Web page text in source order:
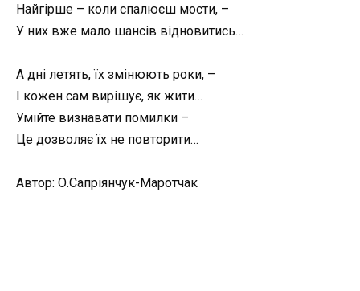
Найгірше – коли спалюєш мости, –
У них вже мало шансів відновитись…
А дні летять, їх змінюють роки, –
І кожен сам вирішує, як жити…
Умійте визнавати помилки –
Це дозволяє їх не повторити…
Автор: О.Сапріянчук-Маротчак